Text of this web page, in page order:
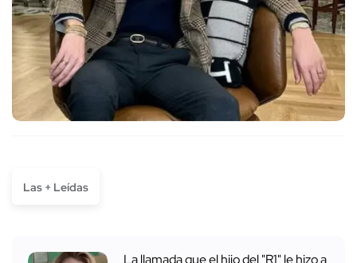
Las + Leídas